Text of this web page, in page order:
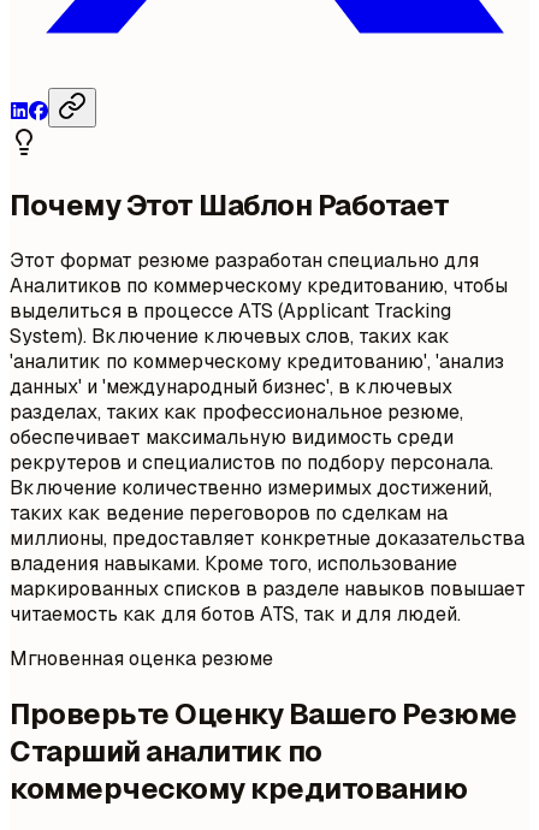
Почему Этот Шаблон Работает
Этот формат резюме разработан специально для
Аналитиков по коммерческому кредитованию, чтобы
выделиться в процессе ATS (Applicant Tracking
System). Включение ключевых слов, таких как
'аналитик по коммерческому кредитованию', 'анализ
данных' и 'международный бизнес', в ключевых
разделах, таких как профессиональное резюме,
обеспечивает максимальную видимость среди
рекрутеров и специалистов по подбору персонала.
Включение количественно измеримых достижений,
таких как ведение переговоров по сделкам на
миллионы, предоставляет конкретные доказательства
владения навыками. Кроме того, использование
маркированных списков в разделе навыков повышает
читаемость как для ботов ATS, так и для людей.
Мгновенная оценка резюме
Проверьте Оценку Вашего Резюме
Старший аналитик по
коммерческому кредитованию